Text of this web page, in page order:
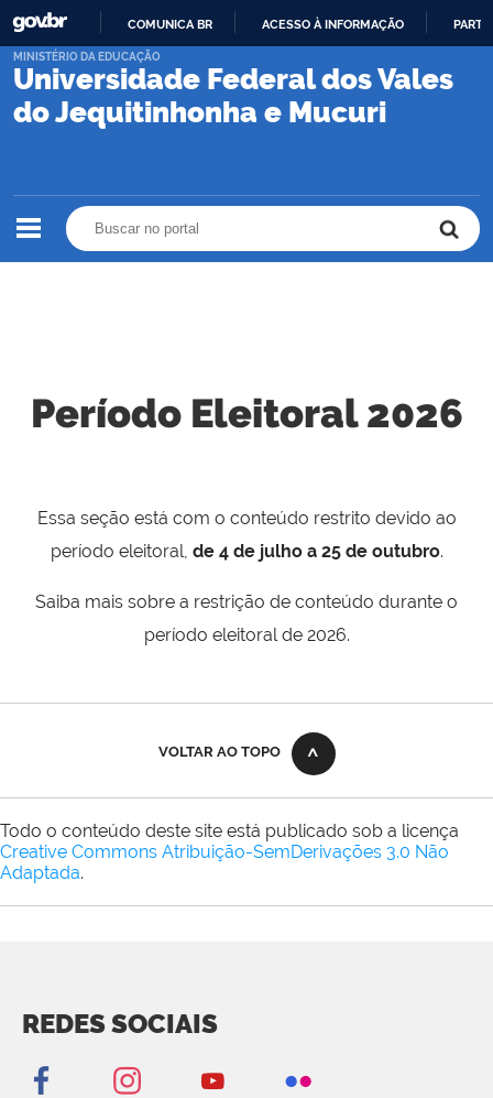
PARA
CONTEÚDO
COMUNICA BR ACESSO À INFORMAÇÃO
Universidade Federal dos Vales
do Jequitinhonha e Mucuri
MINISTÉRIO DA EDUCAÇÃO
Período Eleitoral 2026
Essa seção está com o conteúdo restrito devido ao
período eleitoral, de 4 de julho a 25 de outubro.
Saiba mais sobre a restrição de conteúdo durante o
período eleitoral de 2026.
VOLTAR AO TOPO
Todo o conteúdo deste site está publicado sob a licença
Creative Commons Atribuição-SemDerivações 3.0 Não
Adaptada.
REDES SOCIAIS